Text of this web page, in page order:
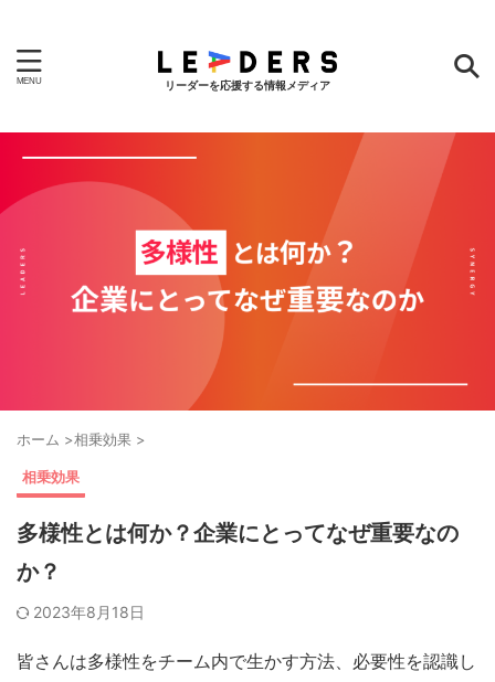
リーダーを応援する情報メディア
ホーム >相乗効果 >
相乗効果
多様性とは何か？企業にとってなぜ重要なの
か？
2023年8月18日
皆さんは多様性をチーム内で生かす方法、必要性を認識し